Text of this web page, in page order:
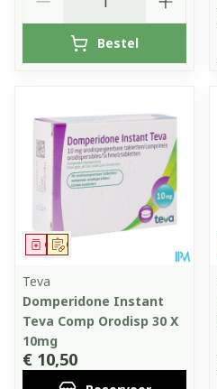
Bestel
Op voorschrift
Geneesmiddel
Teva
Domperidone Instant
Teva Comp Orodisp 30 X
10mg
€ 10,50